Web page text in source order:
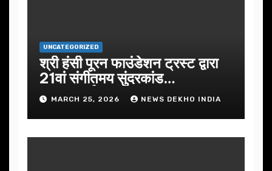
UNCATEGORIZED
श्री हंसी पूरन फाउंडेशन ट्रस्ट द्वारा
21वां संगीतमय सुंदरकांड
सफलतापूर्वक संपन्न
MARCH 25, 2026 NEWS DEKHO INDIA